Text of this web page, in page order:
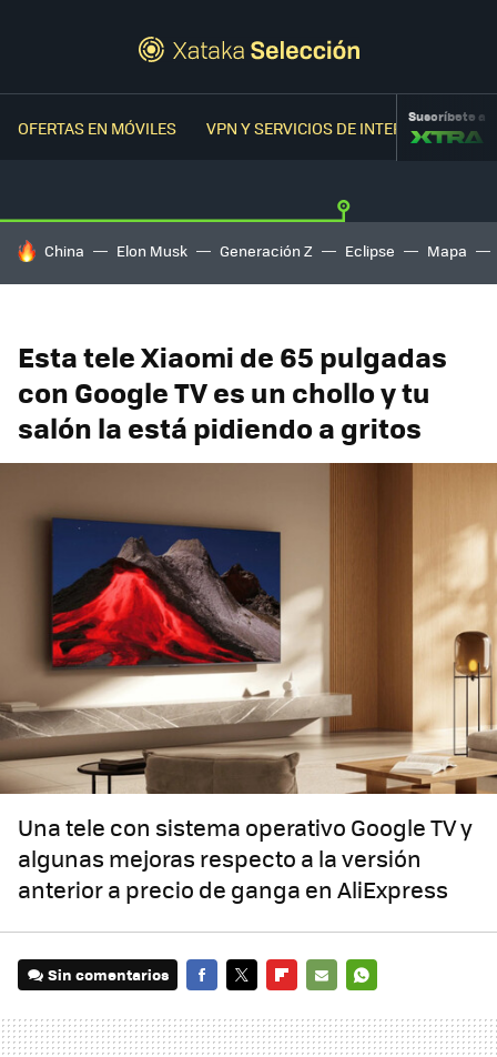
OFERTAS EN MÓVILES VPN Y SERVICIOS DE INTERNETSuscríbete a
HOY SE HABLA DE
China Elon Musk Generación Z Eclipse Mapa
Esta tele Xiaomi de 65 pulgadas
con Google TV es un chollo y tu
salón la está pidiendo a gritos
Una tele con sistema operativo Google TV y
algunas mejoras respecto a la versión
anterior a precio de ganga en AliExpress
Sin comentarios
MAIL